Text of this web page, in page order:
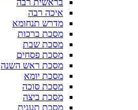
בראשית רבה
איכה רבה
מדרש תנחומא
מסכת ברכות
מסכת שבת
מסכת פסחים
מסכת ראש השנה
מסכת יומא
מסכת סוכה
מסכת ביצה
מסכת תענית